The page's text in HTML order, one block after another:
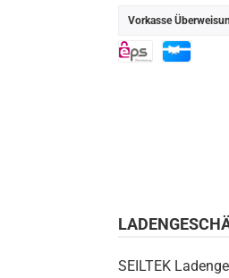
PayPal
Vorkasse
Google Pay
SEILTEK